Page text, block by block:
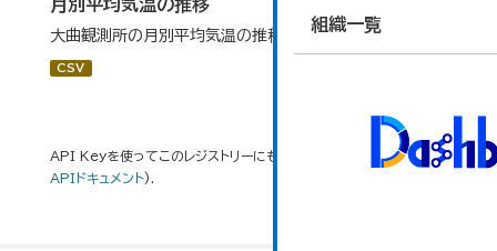
組織一覧
月別平均気温の推移
大曲観測所の月別平均気温の推移一覧です。
CSV
API Keyを使ってこのレジストリーにもアクセス可能ですAPI(see
APIドキュメント).